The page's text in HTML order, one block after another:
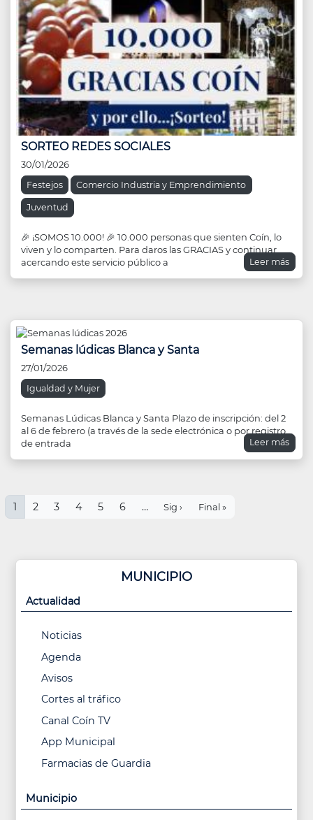
MUNICIPIO
Actualidad
Noticias
Agenda
Avisos
Cortes al tráfico
Canal Coín TV
App Municipal
Farmacias de Guardia
Municipio
SORTEO REDES SOCIALES
30/01/2026
Festejos Comercio Industria y Emprendimiento
Juventud
🎉 ¡SOMOS 10.000! 🎉 10.000 personas que sienten Coín, lo
viven y lo comparten. Para daros las GRACIAS y continuar
acercando este servicio público a
Leer más
Semanas lúdicas Blanca y Santa
27/01/2026
Igualdad y Mujer
Semanas Lúdicas Blanca y Santa Plazo de inscripción: del 2
al 6 de febrero (a través de la sede electrónica o por registro
de entrada
Leer más
Paginación
Página
actual
1 Page
2 Page
3 Page
4 Page
5 Page
6 …
Siguiente
Sig ›
Última
Final »